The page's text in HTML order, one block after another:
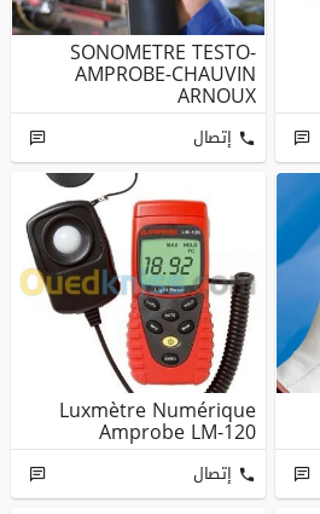
SONOMETRE TESTO-
AMPROBE-CHAUVIN
ARNOUX
إتصال
Luxmètre Numérique
Amprobe LM-120
إتصال